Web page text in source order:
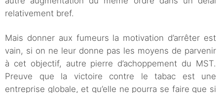
relativement bref.
Mais donner aux fumeurs la motivation d’arrêter est
vain, si on ne leur donne pas les moyens de parvenir
à cet objectif, autre pierre d’achoppement du MST.
Preuve que la victoire contre le tabac est une
entreprise globale, et qu’elle ne pourra se faire que si